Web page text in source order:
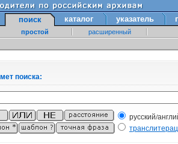
поиск каталог указатель
простой расширенный
поиска:
русский/